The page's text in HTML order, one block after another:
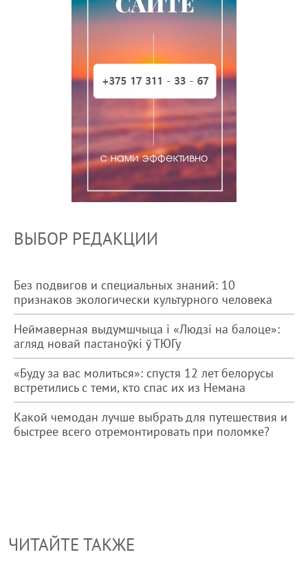
ВЫБОР РЕДАКЦИИ
Без подвигов и специальных знаний: 10
признаков экологически культурного человека
Неймаверная выдумшчыца і «Людзі на балоце»:
агляд новай пастаноўкі ў ТЮГу
«Буду за вас молиться»: спустя 12 лет белорусы
встретились с теми, кто спас их из Немана
Какой чемодан лучше выбрать для путешествия и
быстрее всего отремонтировать при поломке?
ЧИТАЙТЕ ТАКЖЕ